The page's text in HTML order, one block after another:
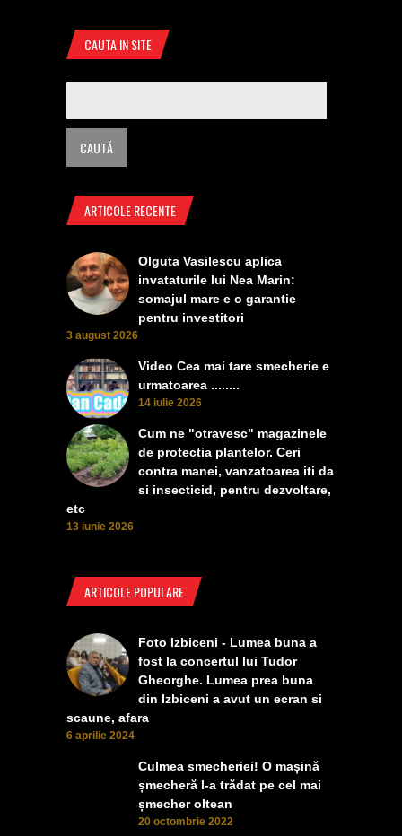
CAUTA IN SITE
ARTICOLE RECENTE
Olguta Vasilescu aplica
invataturile lui Nea Marin:
somajul mare e o garantie
pentru investitori
3 august 2026
Video Cea mai tare smecherie e
urmatoarea ........
14 iulie 2026
Cum ne "otravesc" magazinele
de protectia plantelor. Ceri
contra manei, vanzatoarea iti da
si insecticid, pentru dezvoltare,
etc
13 iunie 2026
ARTICOLE POPULARE
Foto Izbiceni - Lumea buna a
fost la concertul lui Tudor
Gheorghe. Lumea prea buna
din Izbiceni a avut un ecran si
scaune, afara
6 aprilie 2024
Culmea smecheriei! O mașină
șmecheră l-a trădat pe cel mai
șmecher oltean
20 octombrie 2022